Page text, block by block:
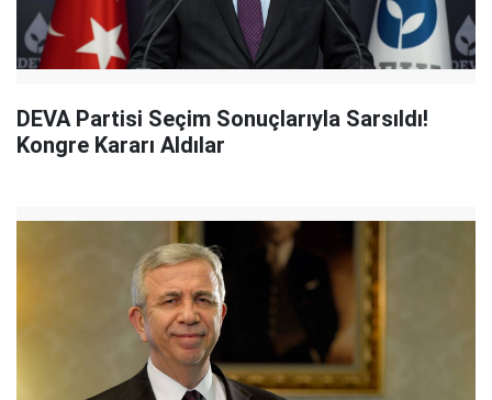
DEVA Partisi Seçim Sonuçlarıyla Sarsıldı!
Kongre Kararı Aldılar